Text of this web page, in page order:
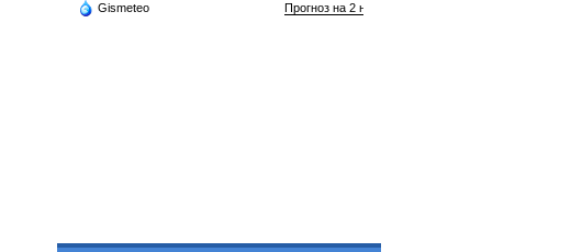
Gismeteo Прогноз на 2 недели